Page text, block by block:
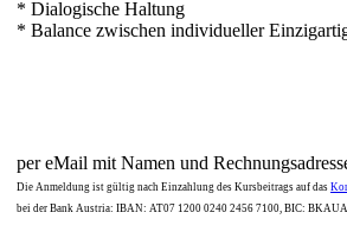
* Dialogische Haltung
* Balance zwischen individueller
per eMail mit Namen und
Die Anmeldung ist gültig nach Einzahlung des Kursbeitrags auf das
bei der Bank Austria: IBAN: AT07 1200 0240 2456 7100, BIC: